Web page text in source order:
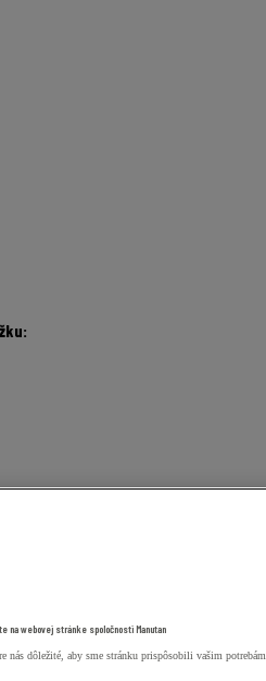
na webovej stránke spoločnosti Manutan
nás dôležité, aby sme stránku prispôsobili vašim potrebám.